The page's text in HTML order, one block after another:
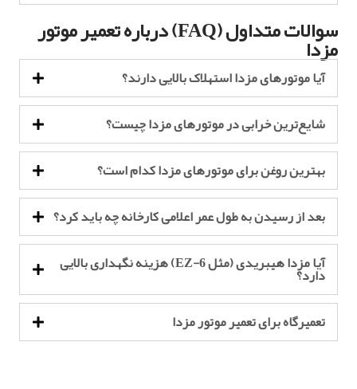
سوالات متداول (FAQ) درباره تعمیر موتور مزدا
آیا موتورهای مزدا استهلاک بالایی دارند؟
شایع‌ترین خرابی در موتورهای مزدا چیست؟
بهترین روغن برای موتورهای مزدا کدام است؟
بعد از رسیدن به طول عمر اعلامی کارخانه چه باید کرد؟
آیا مزدا هیبریدی (مثل EZ-6) هزینه نگهداری بالایی
دارد؟
تعمیرگاه برای تعمیر موتور مزدا